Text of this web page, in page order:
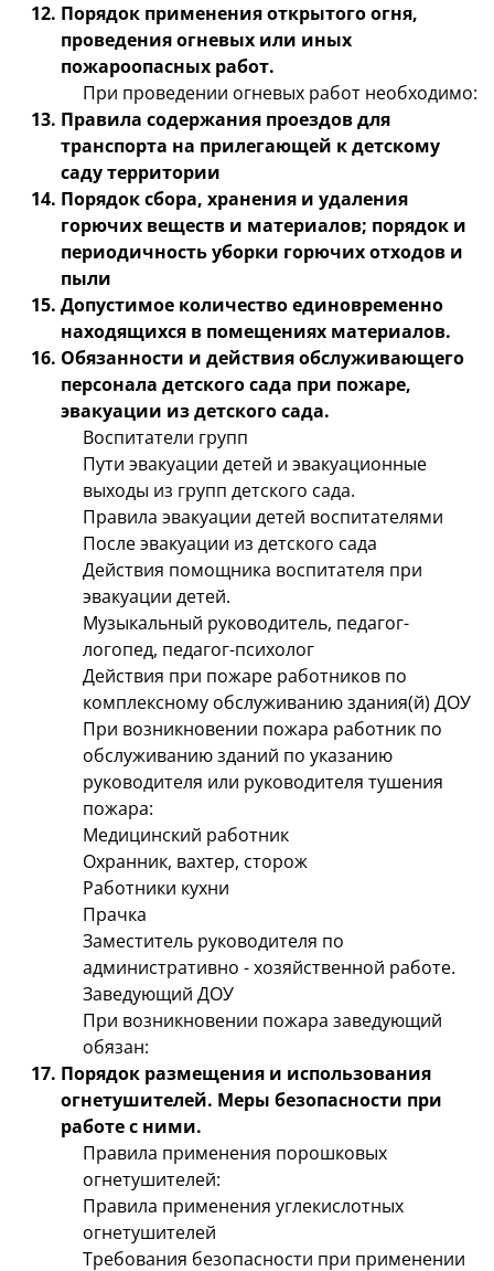
Порядок применения открытого огня,
проведения огневых или иных
пожароопасных работ.
При проведении огневых работ необходимо:
Правила содержания проездов для
транспорта на прилегающей к детскому
саду территории
Порядок сбора, хранения и удаления
горючих веществ и материалов; порядок и
периодичность уборки горючих отходов и
пыли
Допустимое количество единовременно
находящихся в помещениях материалов.
Обязанности и действия обслуживающего
персонала детского сада при пожаре,
эвакуации из детского сада.
Воспитатели групп
Пути эвакуации детей и эвакуационные
выходы из групп детского сада.
Правила эвакуации детей воспитателями
После эвакуации из детского сада
Действия помощника воспитателя при
эвакуации детей.
Музыкальный руководитель, педагог-
логопед, педагог-психолог
Действия при пожаре работников по
комплексному обслуживанию здания(й) ДОУ
При возникновении пожара работник по
обслуживанию зданий по указанию
руководителя или руководителя тушения
пожара:
Медицинский работник
Охранник, вахтер, сторож
Работники кухни
Прачка
Заместитель руководителя по
административно - хозяйственной работе.
Заведующий ДОУ
При возникновении пожара заведующий
обязан:
Порядок размещения и использования
огнетушителей. Меры безопасности при
работе с ними.
Правила применения порошковых
огнетушителей:
Правила применения углекислотных
огнетушителей
Требования безопасности при применении